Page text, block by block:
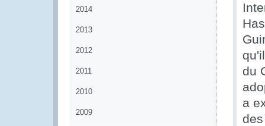
2014
2013
2012
2011
2010
2009
du
a